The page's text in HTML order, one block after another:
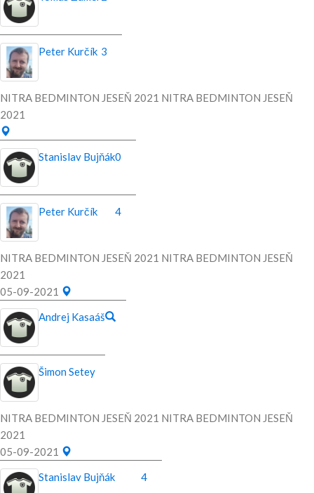
Peter Kurčík 3
NITRA BEDMINTON JESEŇ 2021 NITRA BEDMINTON JESEŇ
2021
Stanislav Bujňák0
Peter Kurčík 4
NITRA BEDMINTON JESEŇ 2021 NITRA BEDMINTON JESEŇ
2021
05-09-2021
Andrej Kasaáš
Šimon Setey
NITRA BEDMINTON JESEŇ 2021 NITRA BEDMINTON JESEŇ
2021
05-09-2021
Stanislav Bujňák
4